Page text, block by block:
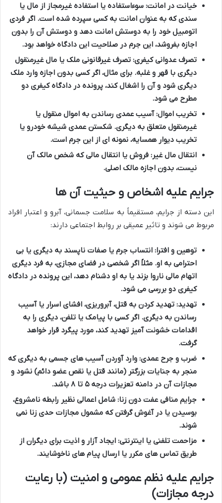
خیانت در امانت: سوءاستفاده یا استفاده غیرمجاز از مال یا
سندی که به عنوان امانت به کسی سپرده شده است. اگر فردی
اتومبیل خود را به دوستش امانت دهد و دوستش آن را بدون
اجازه بفروشد، این جرم در صلاحیت این دادگاه خواهد بود.
تصرف عدوانی کیفری: تصرف غیرقانونی ملک یا مال غیرمنقول
دیگری با قهر و غلبه. برای مثال، اگر کسی بدون اجازه وارد ملک
دیگری شود و آن را اشغال کند، پرونده در دادگاه کیفری دو
مطرح می شود.
تخریب اموال: آسیب عمدی رساندن به اموال منقول یا
غیرمنقول متعلق به دیگری. شکستن عمدی شیشه خودرو یا
تخریب دیوار همسایه، نمونه ای از این جرم است.
انتقال مال غیر: فروش یا انتقال مالی که شخص مالک آن
نیست، بدون اجازه مالک اصلی.
جرایم علیه اشخاص و حیثیت آن ها
این دسته از جرایم، مستقیماً به سلامت جسمانی، آبرو و اعتبار افراد
مربوط می شوند و تاثیر عمیقی بر روابط اجتماعی دارند:
توهین و افترا: انتساب جرم یا صفات ناپسند به دیگری یا بی
احترامی به او. مثلاً اگر شخصی در فضای مجازی، به فرد دیگری
اتهام مالی ناروا بزند یا به او دشنام دهد، این پرونده در دادگاه
کیفری دو بررسی می شود.
تهدید: تهدید کردن به قتل، آبروریزی، افشای اسرار یا آسیب
رساندن به دیگری. اگر کسی با پیامک یا تلفن، دیگری را به
اقدامات خشونت آمیز تهدید کند، مورد پیگرد قرار خواهد
گرفت.
ضرب و جرح عمدی: وارد آوردن آسیب های جسمی به دیگری که
منجر به جنایات بزرگتر (مانند قتل یا نقص عضو دائم) نشود و
مجازات آن در دامنه تعزیرات درجه ۵ تا ۸ باشد.
جرایم منافی عفت دون زنا: شامل اعمالی نظیر رابطه نامشروع،
بوسیدن یا در آغوش گرفتن که مشمول مجازات حدی زنا نمی
شوند.
مزاحمت تلفنی یا اینترنتی: ایجاد آزار و اذیت برای دیگران از
طریق تماس های مکرر یا ارسال پیام های ناخوشایند.
جرایم علیه نظم عمومی و امنیت (با رعایت
درجه مجازات)